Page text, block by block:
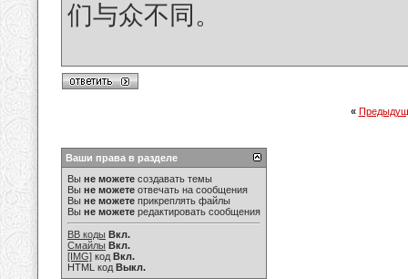
们与众不同。
«
Ваши права в разделе
Вы не можете создавать темы
Вы не можете отвечать на сообщения
Вы не можете прикреплять файлы
Вы не можете редактировать сообщения
BB коды Вкл.
Смайлы Вкл.
[IMG] код Вкл.
HTML код Выкл.